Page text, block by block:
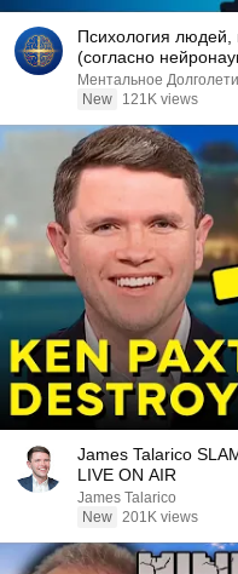
Психология людей,
(согласно
Ментальное
New
121K views
James Talarico
LIVE ON AIR
James Talarico
New 201K views